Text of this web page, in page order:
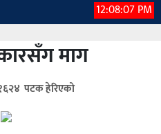
12:08:08 PM
माग
पटक हेरिएको